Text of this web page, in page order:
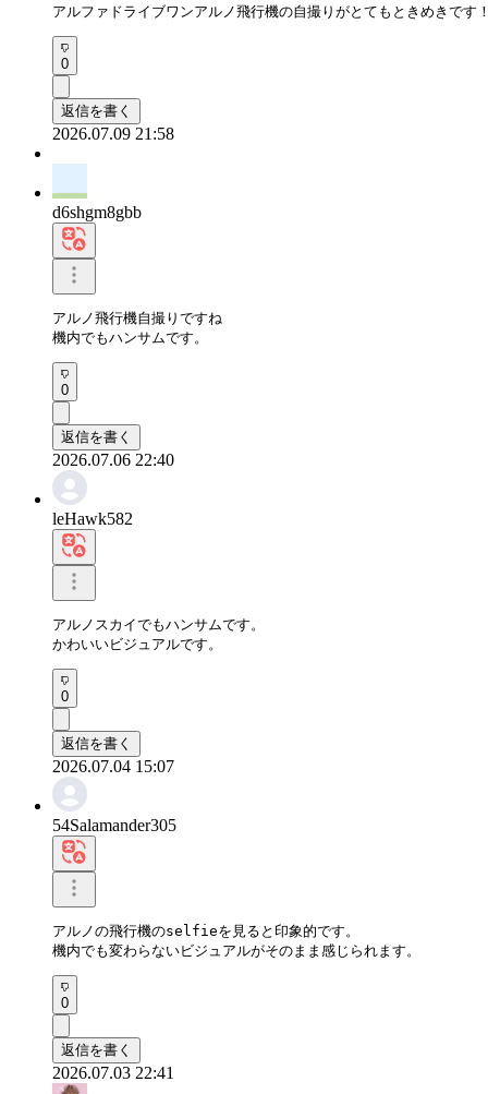
アルファドライブワンアルノ飛行機の自撮りがとてもときめきで
0
返信を書く
2026.07.09 21:58
d6shgm8gbb
アルノ飛行機自撮りですね
機内でもハンサムです。
0
返信を書く
2026.07.06 22:40
leHawk582
アルノスカイでもハンサムです。
かわいいビジュアルです。
0
返信を書く
2026.07.04 15:07
54Salamander305
アルノの飛行機のselfieを見ると印象的です。
機内でも変わらないビジュアルがそのまま感じられます。
0
返信を書く
2026.07.03 22:41